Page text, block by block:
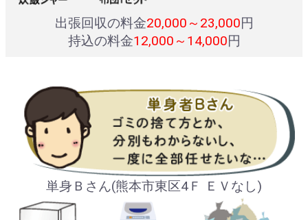
出張回収の料金20,000～23,000円
持込の料金12,000～14,000円
単身Ｂさん(熊本市東区4Ｆ ＥＶなし)